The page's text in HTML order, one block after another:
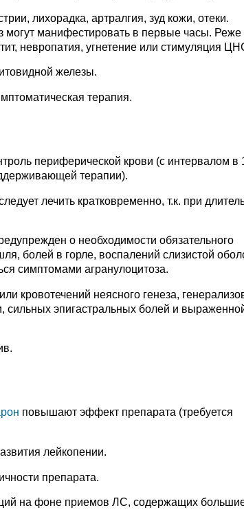
лихорадка, артралгия, зуд кожи, отеки.
могут манифестировать в первые часы. Реже
невропатия, угнетение или стимуляция
железы.
терапия.
периферической крови (с интервалом в
терапии).
лечить кратковременно, т.к. при
о необходимости обязательного
болей в горле, воспалений слизистой
симптомами агранулоцитоза.
кровотечений неясного генеза,
сильных эпигастральных болей и
повышают эффект препарата (требуется
лейкопении.
препарата.
на фоне приемов ЛС, содержащих